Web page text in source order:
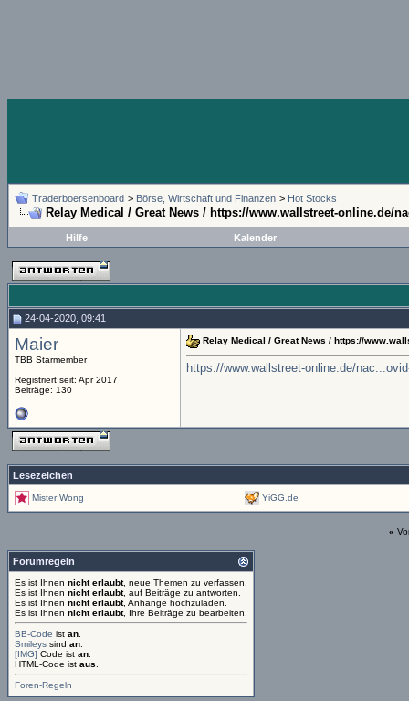
Traderboersenboard > Börse, Wirtschaft und Finanzen > Hot Stocks
Relay Medical / Great News / https://www.wallstreet-online.de/
Hilfe Kalender
24-04-2020, 09:41
Maier
TBB Starmember
Registriert seit: Apr 2017
Beiträge: 130
Relay Medical / Great News / https://
https://www.wallstreet-online.de/
Lesezeichen
Mister Wong YiGG.de
«
Forumregeln
Es ist Ihnen nicht erlaubt, neue Themen zu verfassen.
Es ist Ihnen nicht erlaubt, auf Beiträge zu antworten.
Es ist Ihnen nicht erlaubt, Anhänge hochzuladen.
Es ist Ihnen nicht erlaubt, Ihre Beiträge zu bearbeiten.
BB-Code ist an
Smileys sind an
[IMG] Code ist an
HTML-Code ist aus
Foren-Regeln